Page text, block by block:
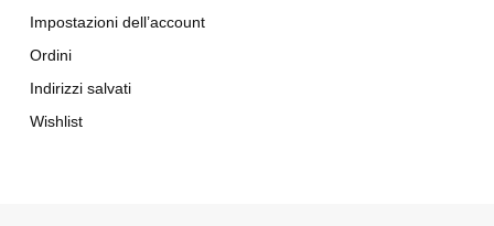
Impostazioni dell’account
Ordini
Indirizzi salvati
Wishlist